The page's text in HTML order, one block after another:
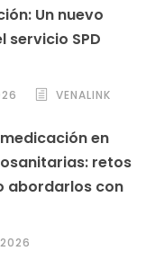
Un nuevo
servicio SPD
VENALINK
en
retos
abordarlos con
2026